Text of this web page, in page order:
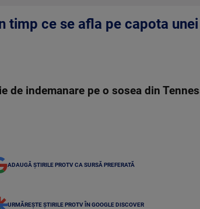
timp ce se afla pe capota
de indemanare pe o sosea din
ADAUGĂ ȘTIRILE PROTV CA SURSĂ PREFERATĂ
URMĂREȘTE ȘTIRILE PROTV ÎN GOOGLE DISCOVER